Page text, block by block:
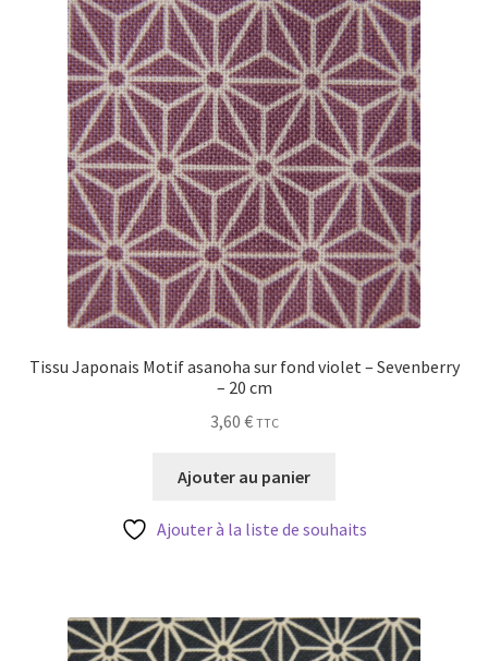
My Account
Wishlist
Paiement
Panier
Plan du site
Possibilité de retrait gratuit
CGV
Tissu Japonais Motif asanoha sur fond violet – Sevenberry
– 20 cm
3,60 € TTC
Ajouter au panier
Ajouter à la liste de souhaits